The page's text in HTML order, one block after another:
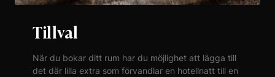
Tillval
När du bokar ditt rum har du möjlighet att lägga till
det där lilla extra som förvandlar en hotellnatt till en